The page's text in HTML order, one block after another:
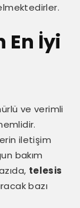
En İyi
ve verimli
iletişim
bakım
telesis
bazı